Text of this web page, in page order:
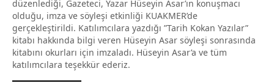
düzenlediği, Gazeteci, Yazar Hüseyin Asar’ın konuşmacı
olduğu, imza ve söyleşi etkinliği KUAKMER’de
gerçekleştirildi. Katılımcılara yazdığı ”Tarih Kokan Yazılar”
kitabı hakkında bilgi veren Hüseyin Asar söyleşi sonrasında
kitabını okurları için imzaladı. Hüseyin Asar’a ve tüm
katılımcılara teşekkür ederiz.